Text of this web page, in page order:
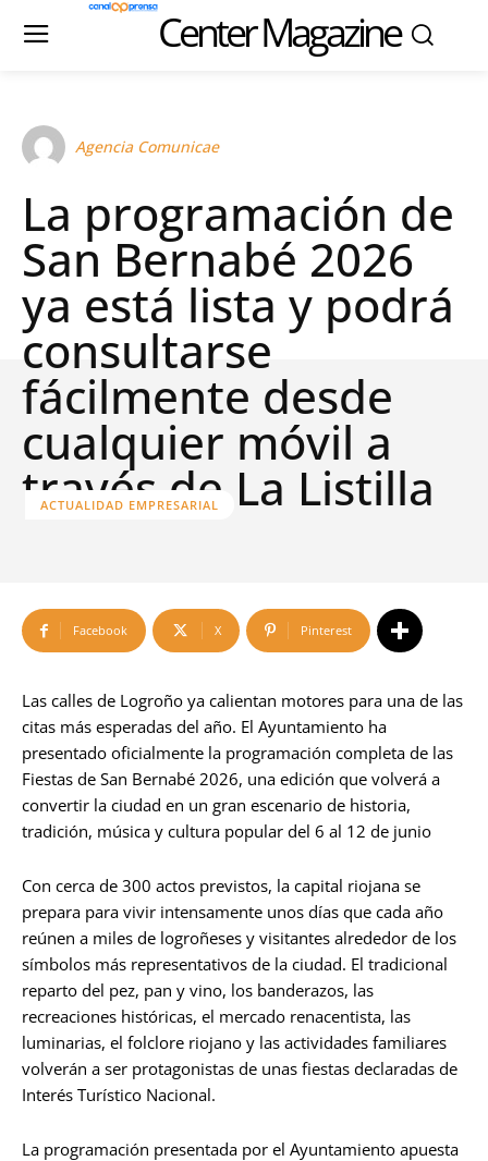
Center Magazine
Agencia Comunicae
La programación de
San Bernabé 2026
ya está lista y podrá
consultarse
fácilmente desde
cualquier móvil a
través de La Listilla
ACTUALIDAD EMPRESARIAL
Facebook X Pinterest
Las calles de Logroño ya calientan motores para una de las
citas más esperadas del año. El Ayuntamiento ha
presentado oficialmente la programación completa de las
Fiestas de San Bernabé 2026, una edición que volverá a
convertir la ciudad en un gran escenario de historia,
tradición, música y cultura popular del 6 al 12 de junio
Con cerca de 300 actos previstos, la capital riojana se
prepara para vivir intensamente unos días que cada año
reúnen a miles de logroñeses y visitantes alrededor de los
símbolos más representativos de la ciudad. El tradicional
reparto del pez, pan y vino, los banderazos, las
recreaciones históricas, el mercado renacentista, las
luminarias, el folclore riojano y las actividades familiares
volverán a ser protagonistas de unas fiestas declaradas de
Interés Turístico Nacional.
La programación presentada por el Ayuntamiento apuesta